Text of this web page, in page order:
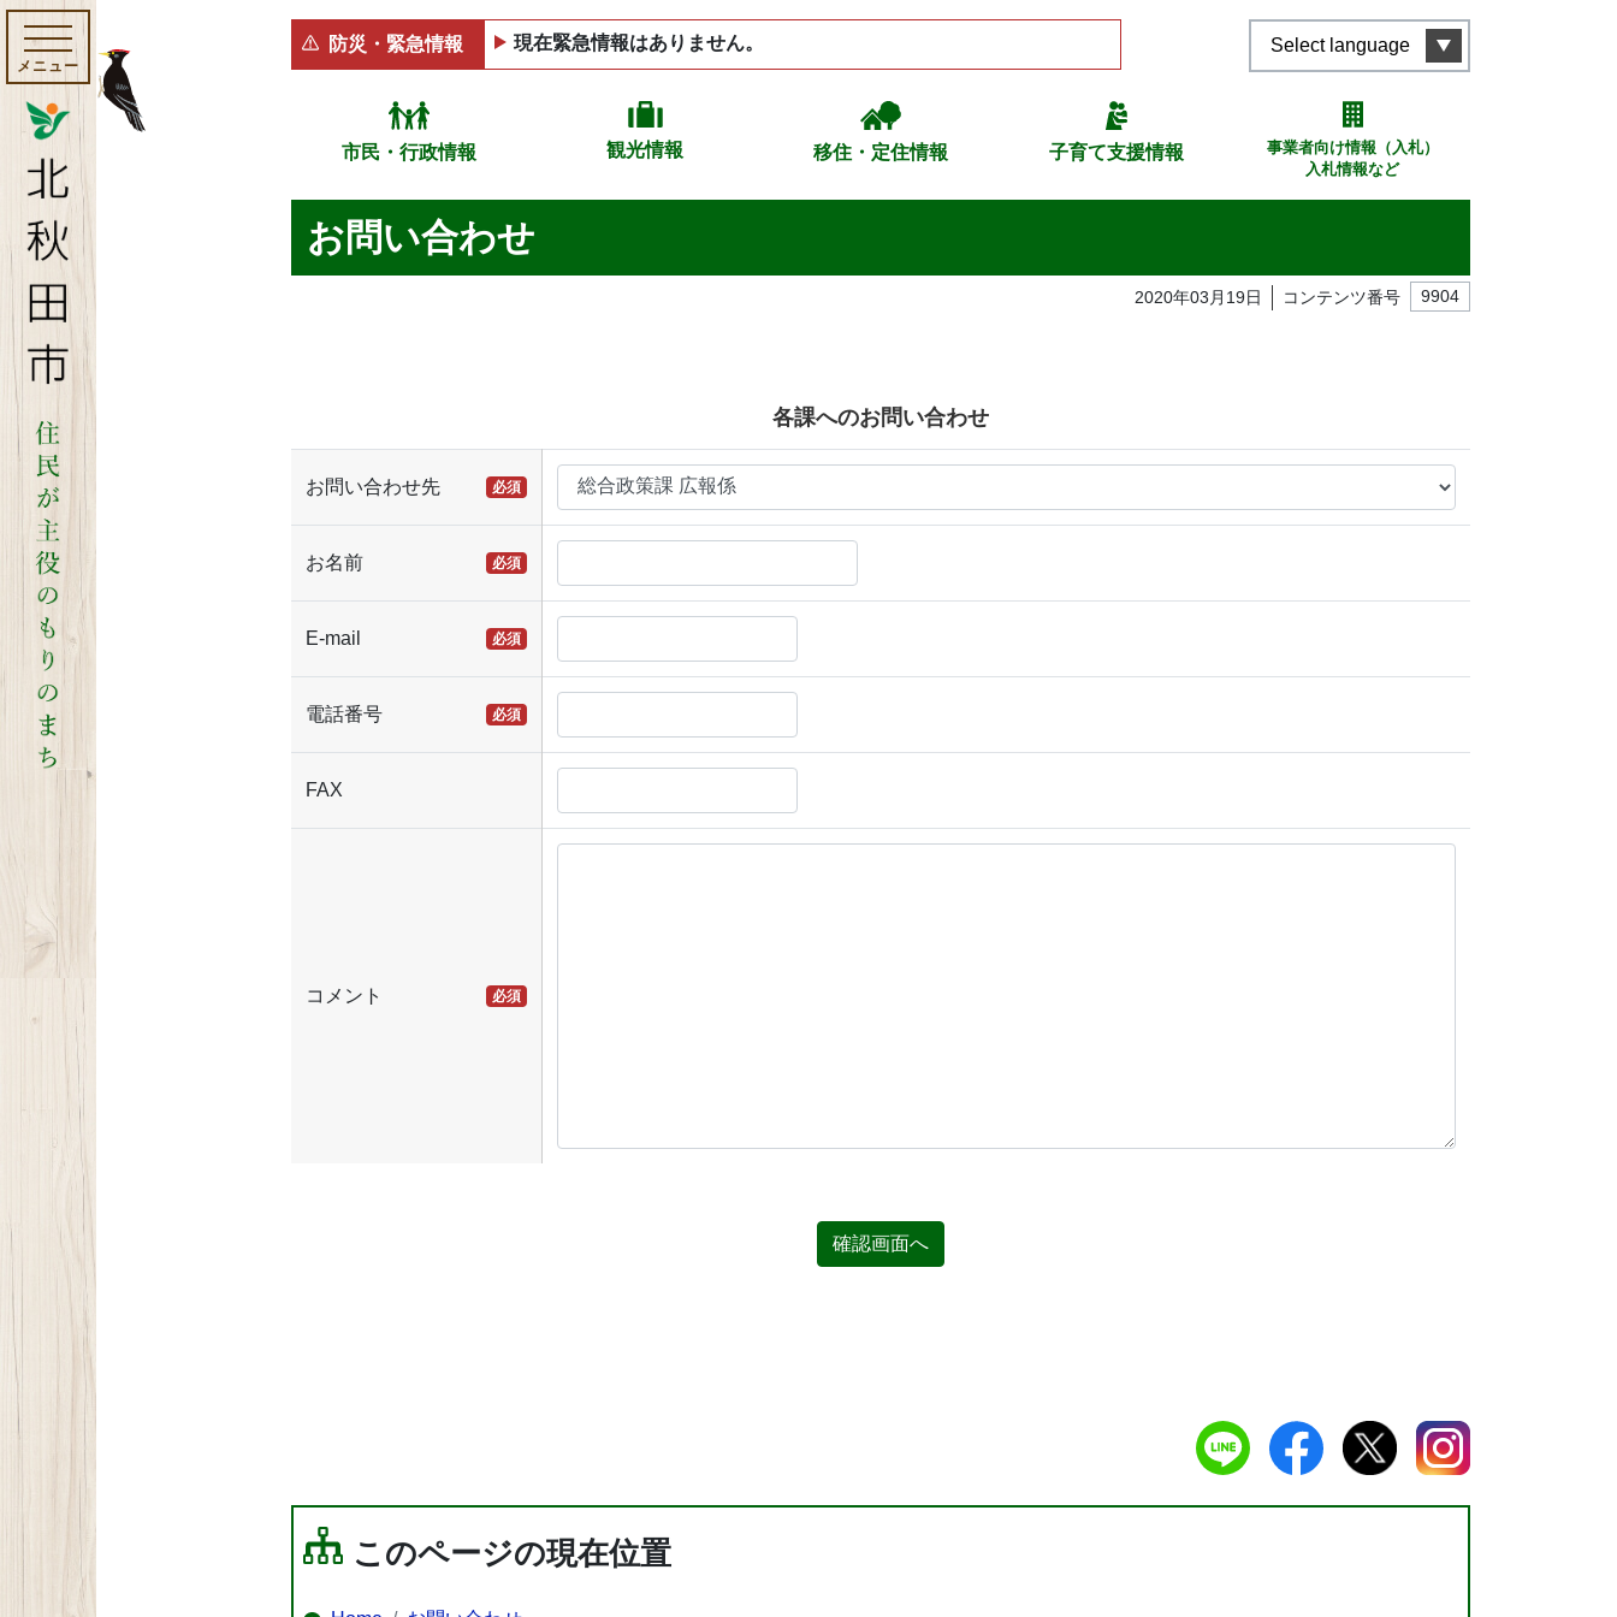
メニュー
防災・緊急情報 現在緊急情報はありません。 Select language
市民・行政情報 観光情報 移住・定住情報 子育て支援情報
事業者向け情報（入札）
入札情報など
お問い合わせ
2020年03月19日 コンテンツ番号 9904
各課へのお問い合わせ
お問い合わせ先 必須
お名前 必須
E-mail 必須
電話番号 必須
FAX
コメント 必須
確認画面へ
このページの現在位置